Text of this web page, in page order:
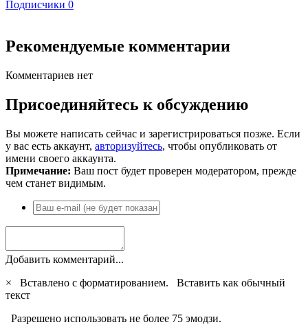
Подписчики 0
Рекомендуемые комментарии
Комментариев нет
Присоединяйтесь к обсуждению
Вы можете написать сейчас и зарегистрироваться позже. Если
у вас есть аккаунт, авторизуйтесь, чтобы опубликовать от
имени своего аккаунта.
Примечание: Ваш пост будет проверен модератором, прежде
чем станет видимым.
Добавить комментарий...
×
Вставлено с форматированием. Вставить как обычный
текст
Разрешено использовать не более 75 эмодзи.